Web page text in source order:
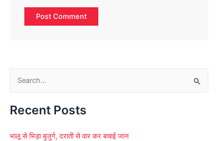
a
c
Recent Posts
भालू से भिड़ा बुजुर्ग, दराती से वार कर बचाई जान